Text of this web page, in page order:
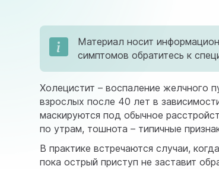
Материал носит
симптомов обратитесь к
Холецистит – воспаление желчного
взрослых после 40 лет в
маскируются под обычное
по утрам, тошнота – типичные
В практике встречаются случаи,
пока острый приступ не заставит